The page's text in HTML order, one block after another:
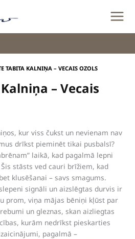
TABITA KALNIŅA – VECAIS OZOLS
– Vecais
kur viss čukst un nevienam nav
drīkst pieminēt tikai pusbalsī?
laikā, kad pagalmā lepni
stāsts ved cauri brīžiem, kad
klusēšanai – savs smagums.
signāli un aizslēgtas durvis ir
prom, viņa mājas bēniņi kļūst par
un gleznas, skan aizliegtas
kurām nedrīkst pieskarties
pagalmā –